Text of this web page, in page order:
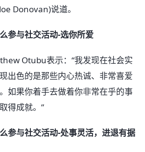
Donovan)说道。
参与社交活动-选你所爱
Otubu表示：“我发现在社会实
出色的是那些内心热诚、非常喜爱
如果你着手去做着你非常在乎的事
得成就。”
参与社交活动-处事灵活，进退有据